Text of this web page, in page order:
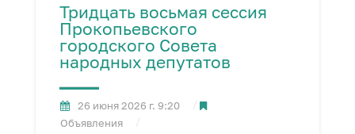
Тридцать восьмая сессия
Прокопьевского
городского Совета
народных депутатов
26 июня 2026 г. 9:20
Объявления